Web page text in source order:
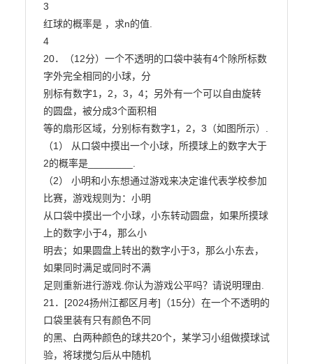
3
红球的概率是 ，求n的值.
4
20．（12分）一个不透明的口袋中装有4个除所标数
字外完全相同的小球，分
别标有数字1，2，3，4；另外有一个可以自由旋转
的圆盘，被分成3个面积相
等的扇形区域，分别标有数字1，2，3（如图所示）.
（1） 从口袋中摸出一个小球，所摸球上的数字大于
2的概率是________.
（2） 小明和小东想通过游戏来决定谁代表学校参加
比赛，游戏规则为：小明
从口袋中摸出一个小球，小东转动圆盘，如果所摸球
上的数字小于4，那么小
明去；如果圆盘上转出的数字小于3，那么小东去，
如果同时满足或同时不满
足则重新进行游戏.你认为游戏公平吗？请说明理由.
21．[2024扬州江都区月考]（15分）在一个不透明的
口袋里装有只有颜色不同
的黑、白两种颜色的球共20个，某学习小组做摸球试
验，将球搅匀后从中随机